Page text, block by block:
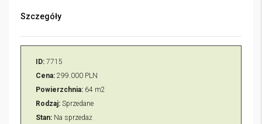
Szczegóły
ID: 7715
Cena: 299.000 PLN
Powierzchnia: 64 m2
Rodzaj: Sprzedane
Stan: Na sprzedaż